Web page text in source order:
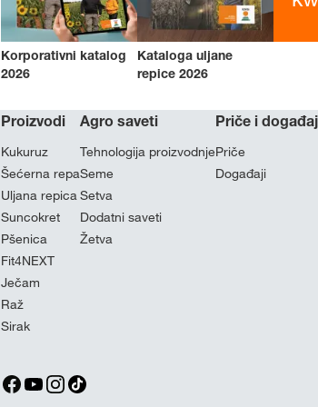
Korporativni katalog
2026
Kataloga uljane
repice 2026
Proizvodi
Kukuruz
Šećerna repa
Uljana repica
Suncokret
Pšenica
Fit4NEXT
Ječam
Raž
Sirak
Agro saveti
Tehnologija proizvodnje
Seme
Setva
Dodatni saveti
Žetva
Priče i
Priče
Događaji